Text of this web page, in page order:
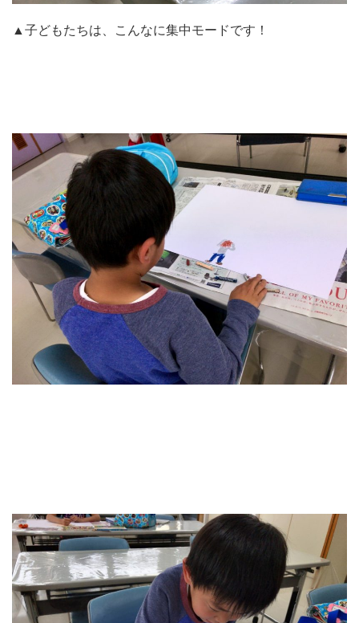
▲子どもたちは、こんなに集中モードです！